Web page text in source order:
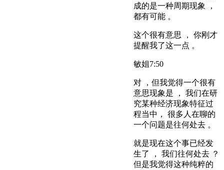
成的是一种周期现象 ，
都有可能 。
这个很有意思 ， 你刚才
提醒我了这一点 。
敏姐7:50
对 ，但我觉得一个很有
意思现象是 ， 我们在研
究某种经济现象特征过
程当中， 很多人在聊的
一个问题是往何处去 。
就是现在这个事已经发
生了 ， 我们往何处去 ？
但是我觉得这种纯粹的